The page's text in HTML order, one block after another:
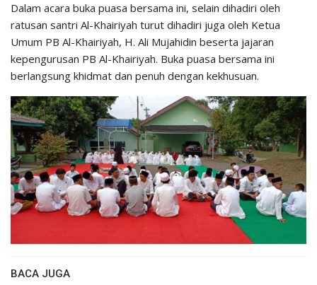
Dalam acara buka puasa bersama ini, selain dihadiri oleh
ratusan santri Al-Khairiyah turut dihadiri juga oleh Ketua
Umum PB Al-Khairiyah, H. Ali Mujahidin beserta jajaran
kepengurusan PB Al-Khairiyah. Buka puasa bersama ini
berlangsung khidmat dan penuh dengan kekhusuan.
BACA JUGA